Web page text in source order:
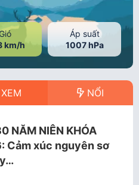
Gió
km/h
Áp suất
1007 hPa
NỔI
NĂM NIÊN KHÓA
Cảm xúc nguyên sơ